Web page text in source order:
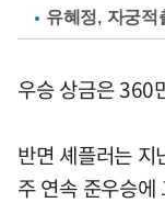
유혜정, 자궁
우승 상금은 360
반면 셰플러는
주 연속 준우승에